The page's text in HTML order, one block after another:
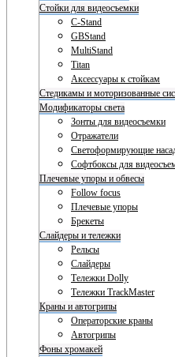
Стойки для видеосъемки
C-Stand
GBStand
MultiStand
Titan
Аксессуары к стойкам
Стедикамы и моторизованные
Модификаторы света
Зонты для видеосъемки
Отражатели
Светоформирующие
Софтбоксы для
Плечевые упоры и обвесы
Follow focus
Плечевые упоры
Брекеты
Слайдеры и тележки
Рельсы
Слайдеры
Тележки Dolly
Тележки TrackMaster
Краны и автогрипы
Операторские краны
Автогрипы
Фоны хромакей